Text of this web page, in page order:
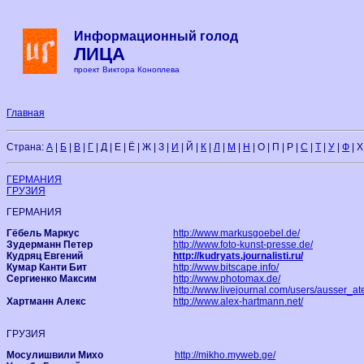
Информационный голод
ЛИЦА
проект Виктора Коноплева
Главная
Страна: А Б В Г | Д | Е | Ё | Ж | З | И | Й | К Л М Н | О | П | Р | С Т У Ф |
ГЕРМАНИЯ
ГРУЗИЯ
ГЕРМАНИЯ
Гёбель Маркус
http://www.markusgoebel.de/
Зудерманн Петер
http://www.foto-kunst-presse.de/
Кудряц Евгений
http://kudryats.journalisti.ru/
Кумар Канти Бит
http://www.bitscape.info/
Сергиенко Максим
http://www.photomax.de/
http://www.livejournal.com/users/
Хартманн Алекс
http://www.alex-hartmann.net/
ГРУЗИЯ
Мосулишвили Михо
http://mikho.myweb.ge/